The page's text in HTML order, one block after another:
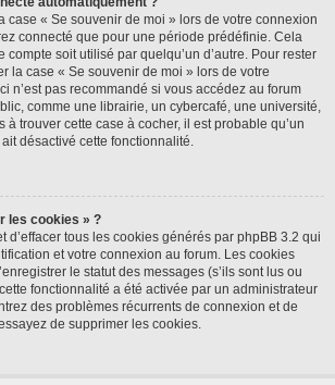
case « Se souvenir de moi » lors de votre connexion
connecté que pour une période prédéfinie. Cela
compte soit utilisé par quelqu’un d’autre. Pour rester
la case « Se souvenir de moi » lors de votre
n’est pas recommandé si vous accédez au forum
comme une librairie, un cybercafé, une université,
à trouver cette case à cocher, il est probable qu’un
désactivé cette fonctionnalité.
les cookies » ?
d’effacer tous les cookies générés par phpBB 3.2 qui
et votre connexion au forum. Les cookies
le statut des messages (s’ils sont lus ou
fonctionnalité a été activée par un administrateur
des problèmes récurrents de connexion et de
de supprimer les cookies.